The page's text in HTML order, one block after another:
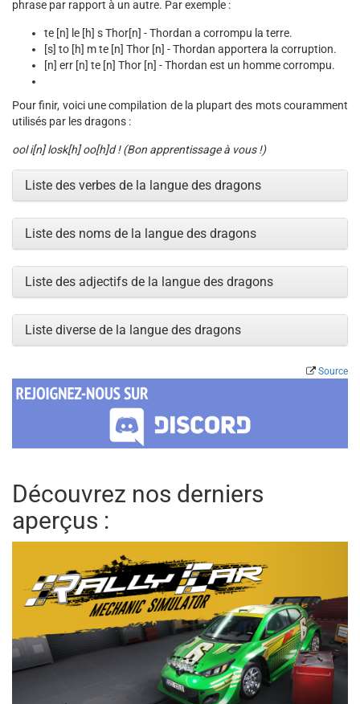
phrase par rapport à un autre. Par exemple :
te [n] le [h] s Thor[n] - Thordan a corrompu la terre.
[s] to [h] m te [n] Thor [n] - Thordan apportera la corruption.
[n] err [n] te [n] Thor [n] - Thordan est un homme corrompu.
Pour finir, voici une compilation de la plupart des mots couramment
utilisés par les dragons :
ool i[n] losk[h] oo[h]d ! (Bon apprentissage à vous !)
Liste des verbes de la langue des dragons
Liste des noms de la langue des dragons
Liste des adjectifs de la langue des dragons
Liste diverse de la langue des dragons
Source
Découvrez nos derniers
aperçus :